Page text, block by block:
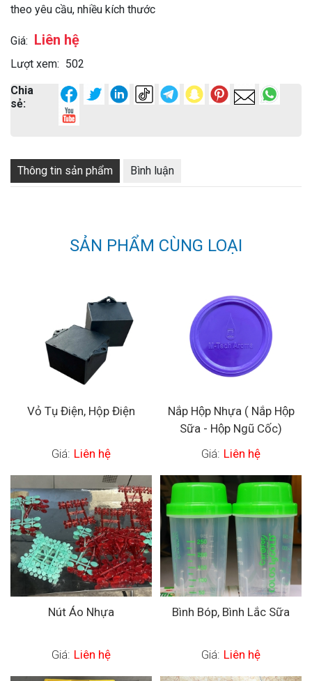
theo yêu cầu, nhiều kích thước
Giá: Liên hệ
Lượt xem: 502
Chia
sẻ:
Thông tin sản phẩm Bình luận
SẢN PHẨM CÙNG LOẠI
Vỏ Tụ Điện, Hộp Điện
Giá: Liên hệ
Nắp Hộp Nhựa ( Nắp Hộp
Sữa - Hộp Ngũ Cốc)
Giá: Liên hệ
Nút Áo Nhựa
Giá: Liên hệ
Bình Bóp, Bình Lắc Sữa
Giá: Liên hệ